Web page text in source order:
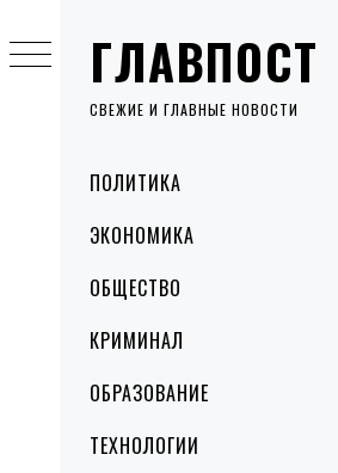
ГЛАВПОСТ
СВЕЖИЕ И ГЛАВНЫЕ НОВОСТИ
MenuПОЛИТИКА
ЭКОНОМИКА
ОБЩЕСТВО
КРИМИНАЛ
ОБРАЗОВАНИЕ
ТЕХНОЛОГИИ
to
content